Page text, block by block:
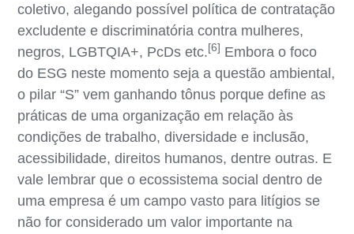
coletivo, alegando possível política de contratação
excludente e discriminatória contra mulheres,
negros, LGBTQIA+, PcDs etc. [6] Embora o foco
do ESG neste momento seja a questão ambiental,
o pilar “S” vem ganhando tônus porque define as
práticas de uma organização em relação às
condições de trabalho, diversidade e inclusão,
acessibilidade, direitos humanos, dentre outras. E
vale lembrar que o ecossistema social dentro de
uma empresa é um campo vasto para litígios se
não for considerado um valor importante na